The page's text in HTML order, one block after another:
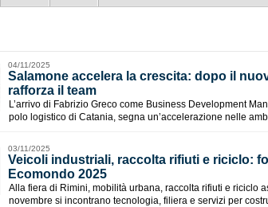
04/11/2025
Salamone accelera la crescita: dopo il
rafforza il team
L’arrivo di Fabrizio Greco come Business Development
polo logistico di Catania, segna un’accelerazione nelle
03/11/2025
Veicoli industriali, raccolta rifiuti e riciclo:
Ecomondo 2025
Alla fiera di Rimini, mobilità urbana, raccolta rifiuti e riciclo
novembre si incontrano tecnologia, filiera e servizi per